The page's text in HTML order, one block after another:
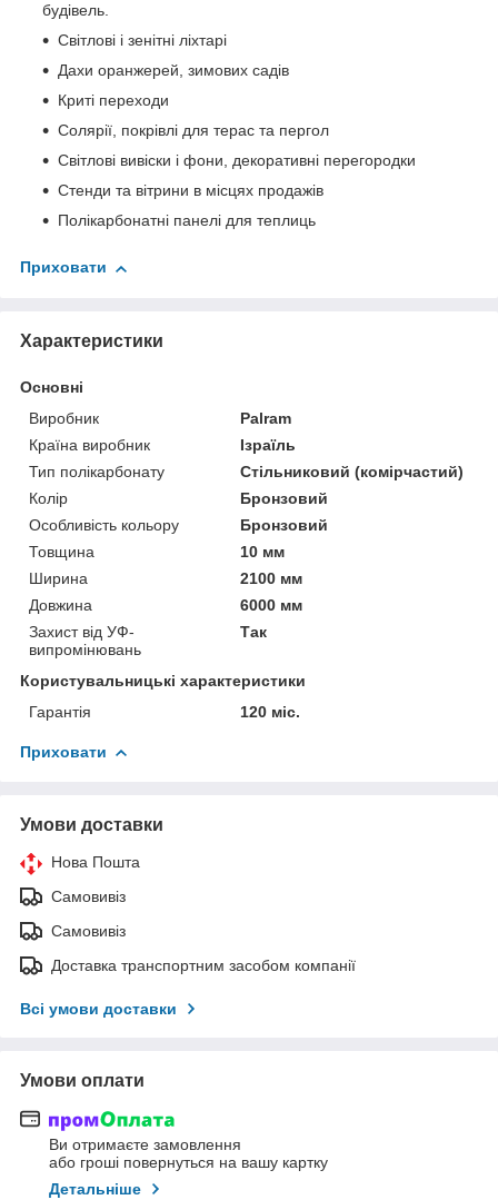
будівель.
Світлові і зенітні ліхтарі
Дахи оранжерей, зимових садів
Криті переходи
Солярії, покрівлі для терас та пергол
Світлові вивіски і фони, декоративні перегородки
Стенди та вітрини в місцях продажів
Полікарбонатні панелі для теплиць
Приховати
Характеристики
Основні
Виробник
Palram
Країна виробник
Ізраїль
Тип полікарбонату
Стільниковий (комірчастий)
Колір
Бронзовий
Особливість кольору
Бронзовий
Товщина
10 мм
Ширина
2100 мм
Довжина
6000 мм
Захист від УФ-
випромінювань
Так
Користувальницькі характеристики
Гарантія
120 міс.
Приховати
Умови доставки
Нова Пошта
Самовивіз
Самовивіз
Доставка транспортним засобом компанії
Всі умови доставки
Умови оплати
Ви отримаєте замовлення
або гроші повернуться на вашу картку
Детальніше